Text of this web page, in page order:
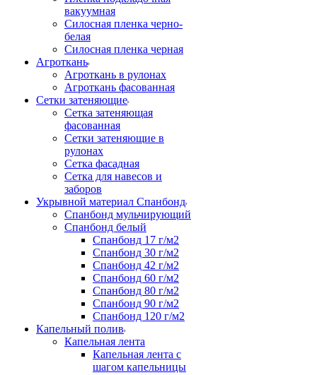
вакуумная
Силосная пленка черно-
белая
Силосная пленка черная
Агроткань
Агроткань в рулонах
Агроткань фасованная
Сетки затеняющие
Сетка затеняющая
фасованная
Сетки затеняющие в
рулонах
Сетка фасадная
Сетка для навесов и
заборов
Укрывной материал Спанбонд
Спанбонд мульчирующий
Спанбонд белый
Спанбонд 17 г/м2
Спанбонд 30 г/м2
Спанбонд 42 г/м2
Спанбонд 60 г/м2
Спанбонд 80 г/м2
Спанбонд 90 г/м2
Спанбонд 120 г/м2
Капельный полив
Капельная лента
Капельная лента с
шагом капельницы